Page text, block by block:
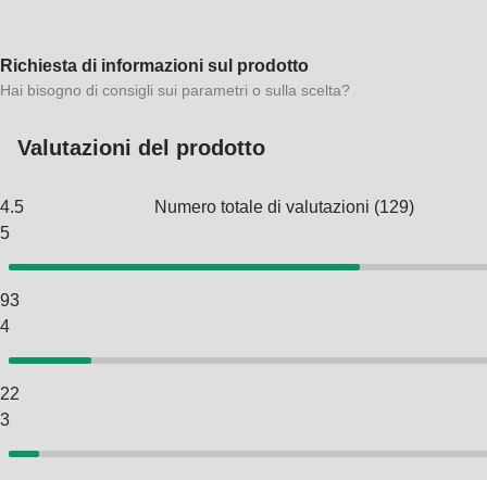
Richiesta di informazioni sul prodotto
Hai bisogno di consigli sui parametri o sulla scelta?
Valutazioni del prodotto
4.5 Numero totale di valutazioni (129)
5
93
4
22
3